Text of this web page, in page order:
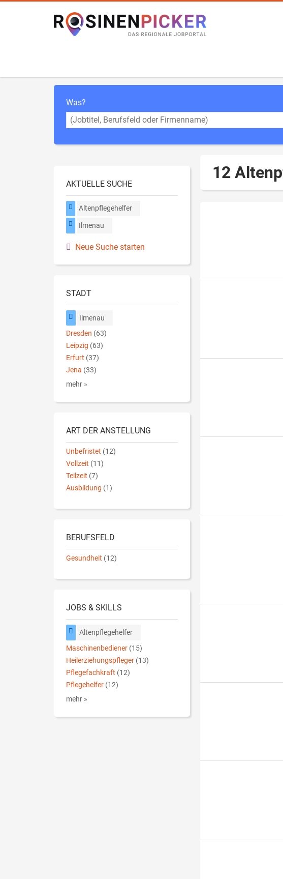
Was?
12
AKTUELLE SUCHE
Altenpflegehelfer
Ilmenau
Neue Suche starten
STADT
Ilmenau
Dresden (63)
Leipzig (63)
Erfurt (37)
Jena (33)
mehr »
ART DER ANSTELLUNG
Unbefristet (12)
Vollzeit (11)
Teilzeit (7)
Ausbildung (1)
BERUFSFELD
Gesundheit (12)
JOBS & SKILLS
Altenpflegehelfer
Maschinenbediener (15)
Heilerziehungspfleger (13)
Pflegefachkraft (12)
Pflegehelfer (12)
mehr »